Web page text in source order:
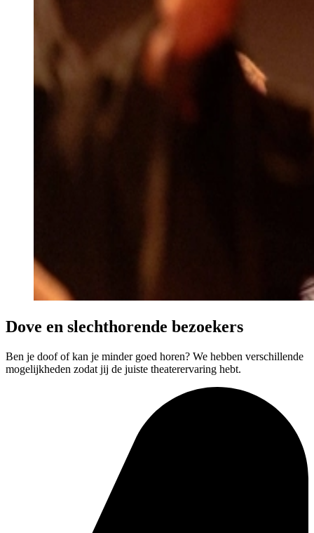
Dove en slechthorende bezoekers
Ben je doof of kan je minder goed horen? We hebben verschillende
mogelijkheden zodat jij de juiste theaterervaring hebt.